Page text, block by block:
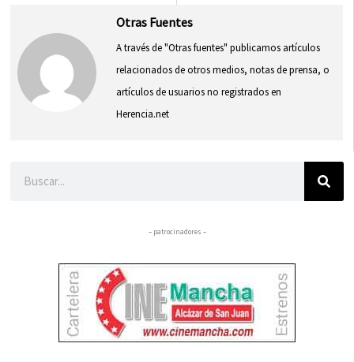
Otras Fuentes
A través de "Otras fuentes" publicamos artículos
relacionados de otros medios, notas de prensa, o
artículos de usuarios no registrados en
Herencia.net
– patrocinadores –